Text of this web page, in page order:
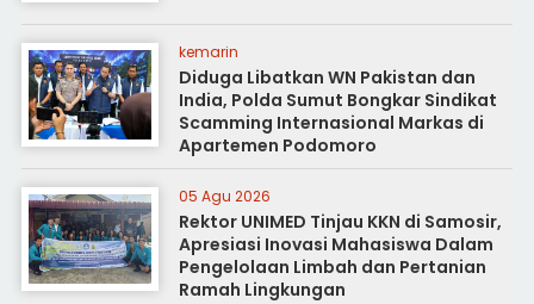
kemarin
Diduga Libatkan WN Pakistan dan
India, Polda Sumut Bongkar Sindikat
Scamming Internasional Markas di
Apartemen Podomoro
05 Agu 2026
Rektor UNIMED Tinjau KKN di Samosir,
Apresiasi Inovasi Mahasiswa Dalam
Pengelolaan Limbah dan Pertanian
Ramah Lingkungan